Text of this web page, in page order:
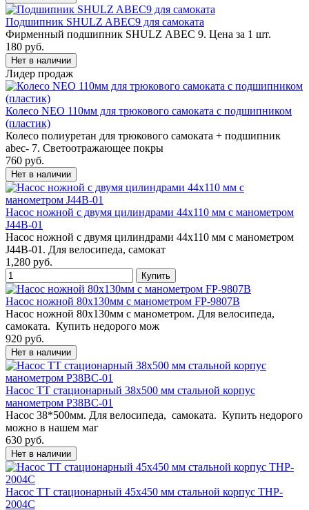
Подшипник SHULZ ABEC9 для самоката
Фирменный подшипник SHULZ ABEC 9. Цена за 1 шт.
180 руб.
Лидер продаж
Колесо NEO 110мм для трюкового самоката с подшипником
(пластик)
Колесо полиуретан для трюкового самоката + подшипник
abec- 7. Светоотражающее покры
760 руб.
Насос ножной с двумя цилиндрами 44х110 мм с манометром
J44B-01
Насос ножной с двумя цилиндрами 44х110 мм с манометром
J44B-01. Для велосипеда, самокат
1,280 руб.
Насос ножной 80х130мм с манометром FP-9807B
Насос ножной 80х130мм с манометром. Для велосипеда,
самоката. Купить недорого мож
920 руб.
Насос TT стационарный 38х500 мм стальной корпус
манометром P38BC-01
Насос 38*500мм. Для велосипеда, самоката. Купить недорого
можно в нашем маг
630 руб.
Насос TT стационарный 45х450 мм стальной корпус THP-
2004C